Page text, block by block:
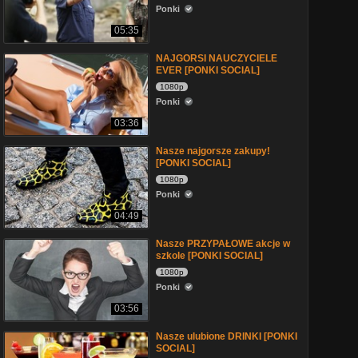
05:35
Ponki
03:36
NAJGORSI NAUCZYCIELE
EVER [PONKI SOCIAL]
1080p
Ponki
04:49
Nasze najgorsze zakupy!
[PONKI SOCIAL]
1080p
Ponki
03:56
Nasze PRZYPAŁOWE akcje w
szkole [PONKI SOCIAL]
1080p
Ponki
Nasze ulubione DRINKI [PONKI
SOCIAL]